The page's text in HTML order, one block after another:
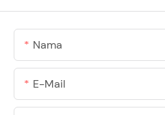
Nama
E-Mail